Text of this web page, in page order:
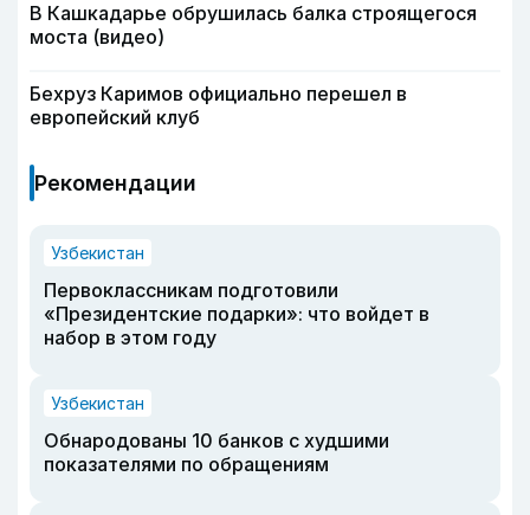
В Кашкадарье обрушилась балка строящегося
моста (видео)
Бехруз Каримов официально перешел в
европейский клуб
Рекомендации
Узбекистан
Первоклассникам подготовили
«Президентские подарки»: что войдет в
набор в этом году
Узбекистан
Обнародованы 10 банков с худшими
показателями по обращениям